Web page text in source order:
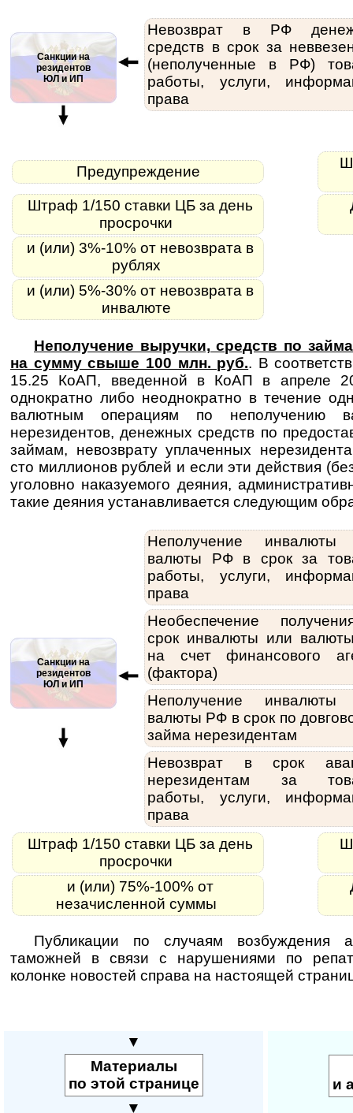
Санкции на
резидентов
ЮЛ и ИП
Невозврат в РФ
средств в срок за
(неполученные в РФ)
работы, услуги,
права
Предупреждение
Штраф 1/150 ставки ЦБ за день
просрочки
и (или) 3%-10% от невозврата в
рублях
и (или) 5%-30% от невозврата в
инвалюте
Неполучение выручки, средств по
на сумму свыше 100 млн. руб.. В
15.25 КоАП, введенной в КоАП в апреле
однократно либо неоднократно в течение
валютным операциям по неполучению
нерезидентов, денежных средств по
займам, невозврату уплаченных
сто миллионов рублей и если эти действия
уголовно наказуемого деяния,
такие деяния устанавливается следующим
Санкции на
резидентов
ЮЛ и ИП
Неполучение инвалюты
валюты РФ в срок за
работы, услуги,
права
Необеспечение
срок инвалюты или
на счет финансового
(фактора)
Неполучение инвалюты
валюты РФ в срок по
займа нерезидентам
Невозврат в срок
нерезидентам за
работы, услуги,
права
Штраф 1/150 ставки ЦБ за день
просрочки
и (или) 75%-100% от
незачисленной суммы
Публикации по случаям возбуждения
таможней в связи с нарушениями по
колонке новостей справа на настоящей
▼
Материалы
по этой странице
▼
и